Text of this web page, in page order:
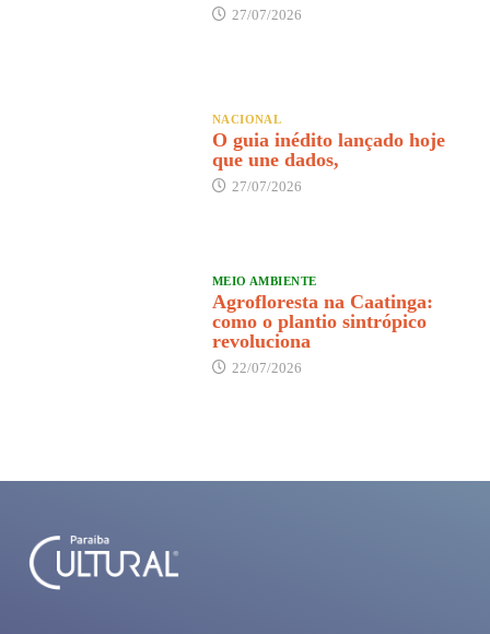
27/07/2026
NACIONAL
O guia inédito lançado hoje
que une dados,
27/07/2026
MEIO AMBIENTE
Agrofloresta na Caatinga:
como o plantio sintrópico
revoluciona
22/07/2026